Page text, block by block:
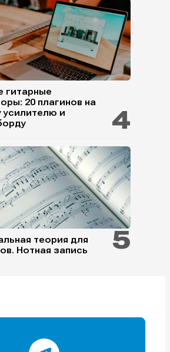
гитарные
20 плагинов на
усилителю и
теория для
Нотная запись